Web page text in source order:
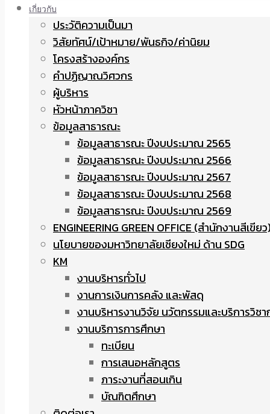
เกี่ยวกับ
ประวัติความเป็นมา
วิสัยทัศน์/เป้าหมาย/พันธกิจ/ค่านิยม
โครงสร้างองค์กร
คำปฏิญาณวิศวกร
ผู้บริหาร
หัวหน้าภาควิชา
ข้อมูลสาธารณะ
ข้อมูลสาธารณะ ปีงบประมาณ 2565
ข้อมูลสาธารณะ ปีงบประมาณ 2566
ข้อมูลสาธารณะ ปีงบประมาณ 2567
ข้อมูลสาธารณะ ปีงบประมาณ 2568
ข้อมูลสาธารณะ ปีงบประมาณ 2569
ENGINEERING GREEN OFFICE (สำนักงานสีเขีย
นโยบายของมหาวิทยาลัยเชียงใหม่ ด้าน SDG
KM
งานบริหารทั่วไป
งานการเงินการคลัง และพัสดุ
งานบริหารงานวิจัย นวัตกรรมและบริการวิชา
งานบริการการศึกษา
ทะเบียน
การเสนอหลักสูตร
ภาระงานที่สอนเกิน
บัณฑิตศึกษา